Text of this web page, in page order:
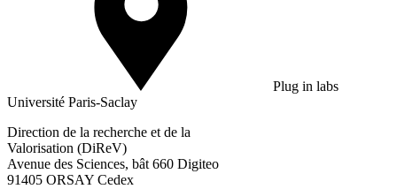
Plug in labs
Université Paris-Saclay
Direction de la recherche et de la
Valorisation (DiReV)
Avenue des Sciences, bât 660 Digiteo
91405 ORSAY Cedex